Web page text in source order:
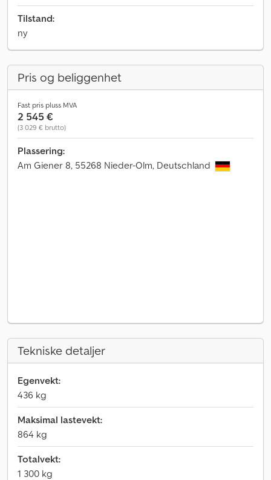
Tilstand:
ny
Pris og beliggenhet
Fast pris pluss MVA
2 545 €
(3 029 € brutto)
Plassering:
Am Giener 8, 55268 Nieder-Olm, Deutschland
Tekniske detaljer
Egenvekt:
436 kg
Maksimal lastevekt:
864 kg
Totalvekt:
1 300 kg